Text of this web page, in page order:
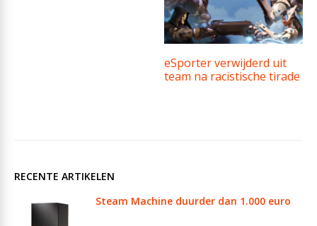
eSporter verwijderd uit
team na racistische tirade
RECENTE ARTIKELEN
Steam Machine duurder dan 1.000 euro